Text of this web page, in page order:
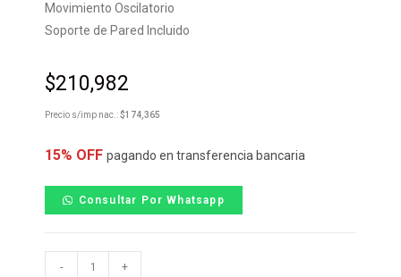
Movimiento Oscilatorio
Soporte de Pared Incluido
$210,982
Precio s/imp nac.:$174,365
15% OFF pagando en transferencia bancaria
Consultar Por Whatsapp
- +